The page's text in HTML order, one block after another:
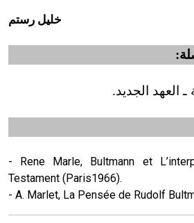
خليل رستم
ـ العهد الجديد.
- Rene Marle, Bultmann et
Testament (Paris1966).
- A. Marlet, La Pensée de Rudolf